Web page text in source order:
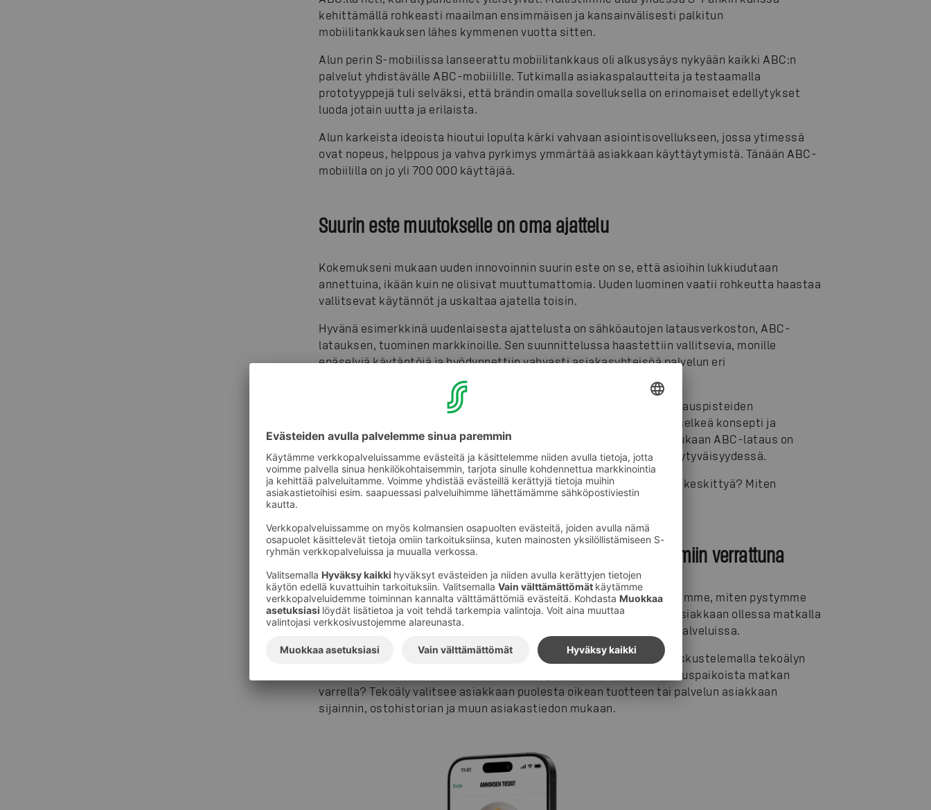
kehittämällä rohkeasti maailman ensimmäisen ja kansainvälisesti palkitun
mobiilitankkauksen lähes kymmenen vuotta sitten.
Alun perin S-mobiilissa lanseerattu mobiilitankkaus oli alkusysäys nykyään kaikki ABC:n
palvelut yhdistävälle ABC-mobiilille. Tutkimalla asiakaspalautteita ja testaamalla
prototyyppejä tuli selväksi, että brändin omalla sovelluksella on erinomaiset edellytykset
luoda jotain uutta ja erilaista.
Alun karkeista ideoista hioutui lopulta kärki vahvaan asiointisovellukseen, jossa ytimessä
ovat nopeus, helppous ja vahva pyrkimys ymmärtää asiakkaan käyttäytymistä. Tänään ABC-
mobiililla on jo yli 700 000 käyttäjää.
Suurin este muutokselle on oma ajattelu
Kokemukseni mukaan uuden innovoinnin suurin este on se, että asioihin lukkiudutaan
annettuina, ikään kuin ne olisivat muuttumattomia. Uuden luominen vaatii rohkeutta haastaa
vallitsevat käytännöt ja uskaltaa ajatella toisin.
Hyvänä esimerkkinä uudenlaisesta ajattelusta on sähköautojen latausverkoston, ABC-
latauksen, tuominen markkinoille. Sen suunnittelussa haastettiin vallitsevia, monille
epäselviä käytäntöjä ja hyödynnettiin vahvasti asiakasyhteisöä palvelun eri
Latauskokemusta parannettiin esimerkiksi yksinkertaistamalla latauspisteiden
numerointia, muuttamalla vallitsevia maksukäytäntöjä, tekemällä selkeä konsepti ja
nostamalla mobiilikokemus keskiöön. EPSI Rating -tutkimuksen mukaan ABC-lataus on
noussut kotimaisten latauspalveluntarjoajien ykköseksi asiakastyytyväisyydessä.
Mikä on kykymme muutokselle ja miten löydämme olennaisen mihin keskittyä? Miten
pystymme olemaan jatkossakin merkityksellinen asiakkaillemme?
Tekoälyllä merkittävää etua perinteisiin käyttöliittymiin verrattuna
Otamme jälleen uusia askeleita mullistaaksemme markkinaa. Pohdimme, miten pystymme
AI:n avulla yhdistämään ihmiskohtaamiset ja digitaaliset palvelut asiakkaan ollessa matkalla
tai asioidessaan asemillamme – niin mobiilissa kuin auton omissa palveluissa.
Miltä kuulostaisi ravintolatilauksen tekeminen suoraan autosta keskustelemalla tekoälyn
kanssa? Tai keskustelu lähellä olevista vapaana olevista sähkölatauspaikoista matkan
varrella? Tekoäly valitsee asiakkaan puolesta oikean tuotteen tai palvelun asiakkaan
sijainnin, ostohistorian ja muun asiakastiedon mukaan.